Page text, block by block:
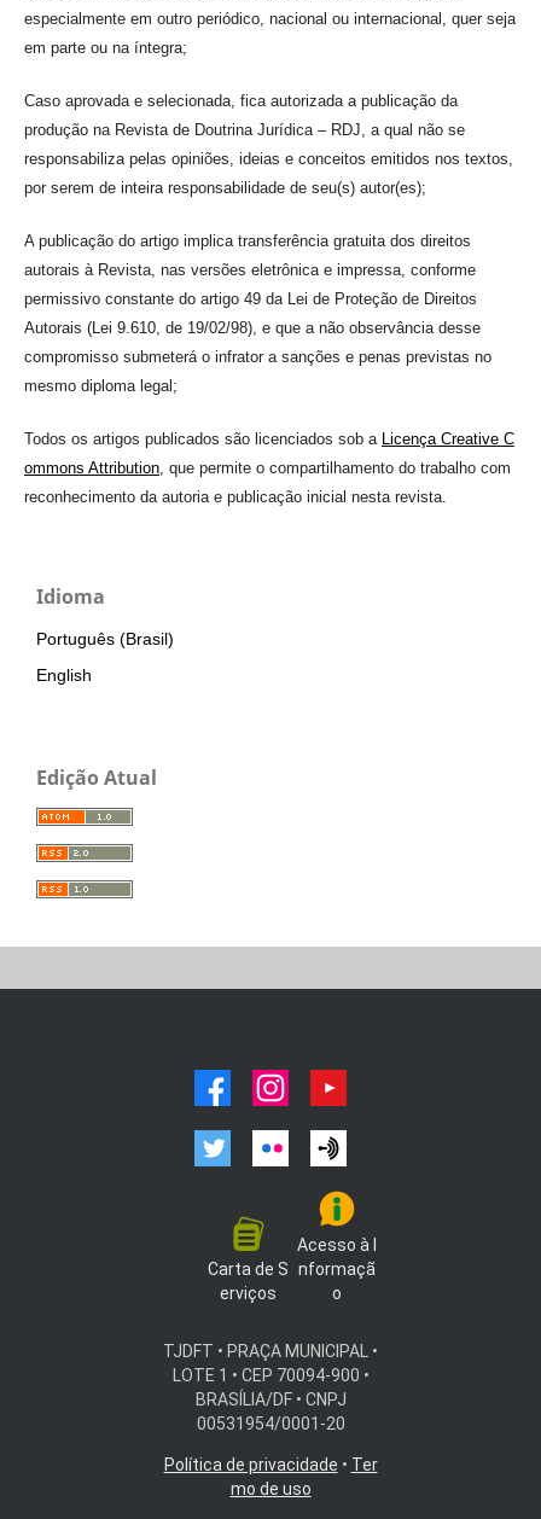
especialmente em outro periódico, nacional ou internacional, quer seja
em parte ou na íntegra;
Caso aprovada e selecionada, fica autorizada a publicação da
produção na Revista de Doutrina Jurídica – RDJ, a qual não se
responsabiliza pelas opiniões, ideias e conceitos emitidos nos textos,
por serem de inteira responsabilidade de seu(s) autor(es);
A publicação do artigo implica transferência gratuita dos direitos
autorais à Revista, nas versões eletrônica e impressa, conforme
permissivo constante do artigo 49 da Lei de Proteção de Direitos
Autorais (Lei 9.610, de 19/02/98), e que a não observância desse
compromisso submeterá o infrator a sanções e penas previstas no
mesmo diploma legal;
Todos os artigos publicados são licenciados sob a
Licença Creative C
ommons Attribution, que permite o compartilhamento do trabalho com
reconhecimento da autoria e publicação inicial nesta revista.
Idioma
Português (Brasil)
English
Edição Atual
facebookinstagram
twitter flickr
Carta de S
erviços
Acesso à I
nformaçã
o
TJDFT • PRAÇA MUNICIPAL •
LOTE 1 • CEP 70094-900 •
BRASÍLIA/DF • CNPJ
00531954/0001-20
Política de privacidade • Ter
mo de uso